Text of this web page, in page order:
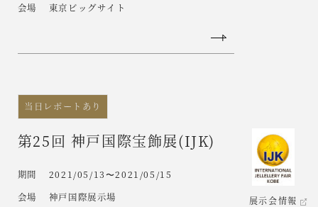
会場
東京ビッグサイト
第25回 神戸国際宝飾展(IJK)
当日レポートあり
期間
2021/05/13〜2021/05/15
会場
神戸国際展示場 展示会情報